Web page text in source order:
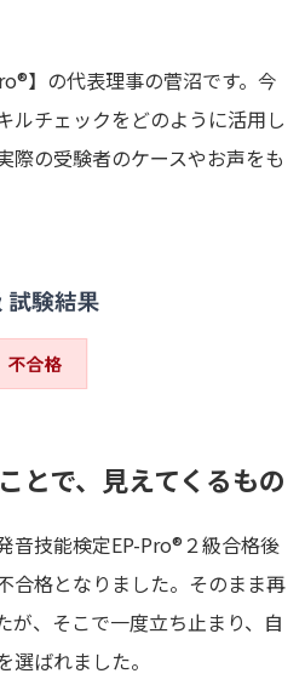
】の代表理事の菅沼です。今
ルチェックをどのように活用し
際の受験者のケースやお声をも
とで、見えてくるもの
音技能検定EP-Pro®２級合格後
合格となりました。そのまま再
が、そこで一度立ち止まり、自
ばれました。